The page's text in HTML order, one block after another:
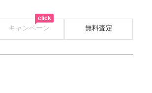
キャンペーン 無料査定
click